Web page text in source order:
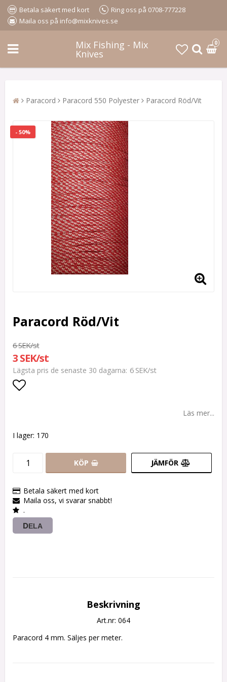
Betala säkert med kort
Ring oss på 0708-777228
Maila oss på info@mixknives.se
Mix Fishing - Mix
Knives
0
Paracord Paracord 550 Polyester Paracord Röd/Vit
- 50%
Paracord Röd/Vit
6 SEK/st
3 SEK/st
Lägsta pris de senaste 30 dagarna 6 SEK/st
Läs mer...
I lager: 170
KÖP JÄMFÖR
Betala säkert med kort
Maila oss, vi svarar snabbt!
.
DELA
Beskrivning
Art.nr: 064
Paracord 4 mm. Säljes per meter.